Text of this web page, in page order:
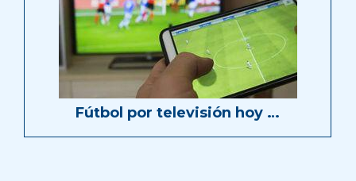
Fútbol por televisión hoy …